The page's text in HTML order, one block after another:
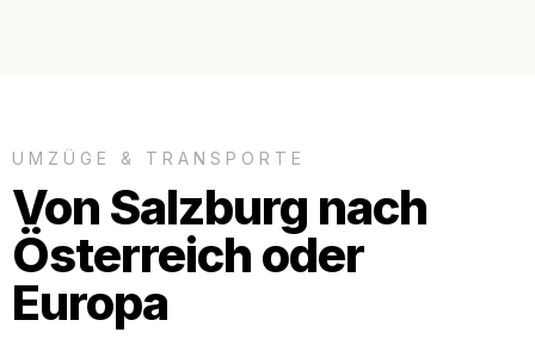
UMZÜGE & TRANSPORTE
Von Salzburg nach
Österreich oder
Europa